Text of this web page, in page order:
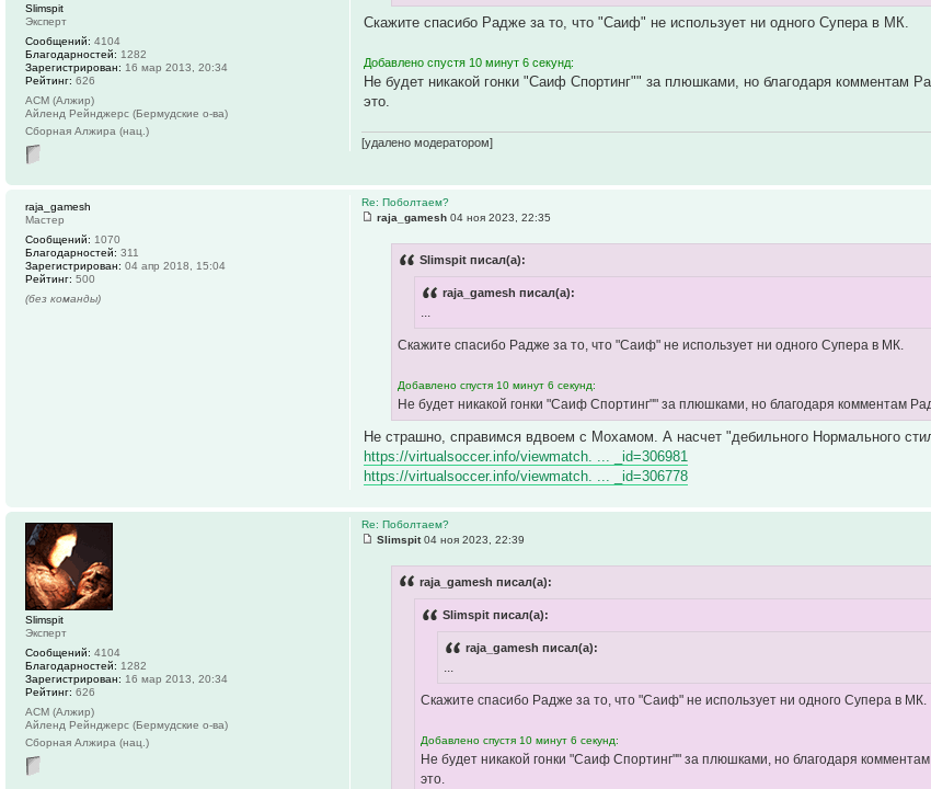
Скажите спасибо Радже за то, что "Саиф" не использует ни одного Супера в МК.
Добавлено спустя 10 минут 6 секунд:
Не будет никакой гонки "Саиф Спортинг"" за плюшками, но благодаря комментам
это.
[удалено модератором]
Slimspit
Эксперт
Сообщений: 4104
Благодарностей: 1282
Зарегистрирован: 16 мар 2013, 20:34
Рейтинг: 626
АСМ (Алжир)
Айленд Рейнджерс (Бермудские о-ва)
Сборная Алжира (нац.)
Re: Поболтаем?
raja_gamesh 04 ноя 2023, 22:35
Slimspit писал(а):
raja_gamesh писал(а):
...
Скажите спасибо Радже за то, что "Саиф" не использует ни одного Супера в МК.
Добавлено спустя 10 минут 6 секунд:
Не будет никакой гонки "Саиф Спортинг"" за плюшками, но благодаря комментам
Не страшно, справимся вдвоем с Мохамом. А насчет "дебильного Нормального
https://virtualsoccer.info/viewmatch. ... _id=306981
https://virtualsoccer.info/viewmatch. ... _id=306778
raja_gamesh
Мастер
Сообщений: 1070
Благодарностей: 311
Зарегистрирован: 04 апр 2018, 15:04
Рейтинг: 500
(без команды)
Re: Поболтаем?
Slimspit04 ноя 2023, 22:39
raja_gamesh писал(а):
Slimspit писал(а):
raja_gamesh писал(а):
...
Скажите спасибо Радже за то, что "Саиф" не использует ни одного Супера в МК.
Добавлено спустя 10 минут 6 секунд:
Не будет никакой гонки "Саиф Спортинг"" за плюшками, но благодаря
это.
Slimspit
Эксперт
Сообщений: 4104
Благодарностей: 1282
Зарегистрирован: 16 мар 2013, 20:34
Рейтинг: 626
АСМ (Алжир)
Айленд Рейнджерс (Бермудские о-ва)
Сборная Алжира (нац.)